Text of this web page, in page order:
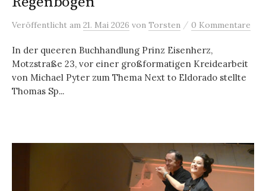
Veröffentlicht am 21. Mai 2026 von Torsten / 0 Kommentare
In der queeren Buchhandlung Prinz Eisenherz,
Motzstraße 23, vor einer großformatigen Kreidearbeit
von Michael Pyter zum Thema Next to Eldorado stellte
Thomas Sp...